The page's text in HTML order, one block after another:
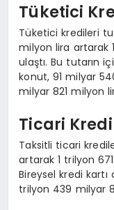
Tüketici
Tüketici kredileri
milyon lira artarak
ulaştı. Bu tutarın
konut, 91 milyar
milyar 821 milyon
Ticari
Taksitli ticari
artarak 1 trilyon
Bireysel kredi kartı
trilyon 439 milyar